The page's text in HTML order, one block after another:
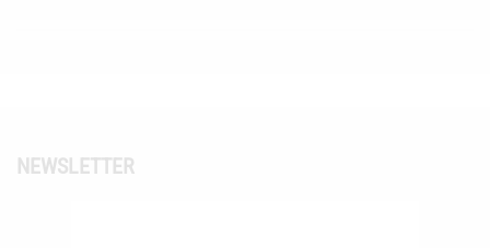
NEWSLETTER